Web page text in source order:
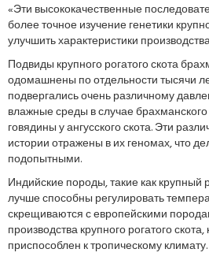
«Эти высококачественные
более точное изучение генетики
улучшить характеристики
Подвиды крупного рогатого скота
одомашнены по отдельности тысячи
подвергались очень различному
влажные среды в случае брахманского
говядины у ангусского скота. Эти
истории отражены в их геномах, что
подопытными.
Индийские породы, такие как крупный
лучше способны регулировать
скрещиваются с европейскими
производства крупного рогатого
приспособлен к тропическому климату.